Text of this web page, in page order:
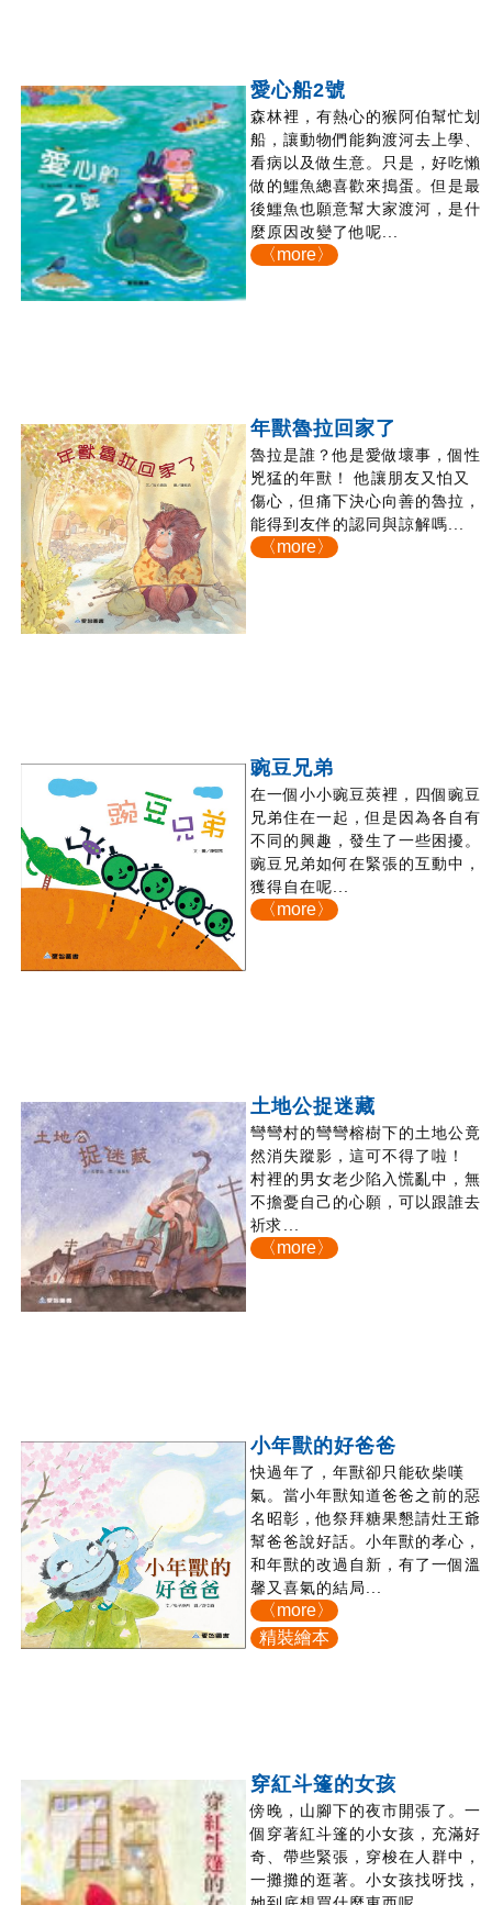
愛心船2號
森林裡，有熱心的猴阿伯幫忙划
船，讓動物們能夠渡河去上學、
看病以及做生意。只是，好吃懶
做的鱷魚總喜歡來搗蛋。但是最
後鱷魚也願意幫大家渡河，是什
麼原因改變了他呢...
〈more〉
年獸魯拉回家了
魯拉是誰？他是愛做壞事，個性
兇猛的年獸！ 他讓朋友又怕又
傷心，但痛下決心向善的魯拉，
能得到友伴的認同與諒解嗎...
〈more〉
豌豆兄弟
在一個小小豌豆莢裡，四個豌豆
兄弟住在一起，但是因為各自有
不同的興趣，發生了一些困擾。
豌豆兄弟如何在緊張的互動中，
獲得自在呢...
〈more〉
土地公捉迷藏
彎彎村的彎彎榕樹下的土地公竟
然消失蹤影，這可不得了啦！
村裡的男女老少陷入慌亂中，無
不擔憂自己的心願，可以跟誰去
祈求...
〈more〉
小年獸的好爸爸
快過年了，年獸卻只能砍柴嘆
氣。當小年獸知道爸爸之前的惡
名昭彰，他祭拜糖果懇請灶王爺
幫爸爸說好話。小年獸的孝心，
和年獸的改過自新，有了一個溫
馨又喜氣的結局...
〈more〉
精裝繪本
穿紅斗篷的女孩
傍晚，山腳下的夜市開張了。一
個穿著紅斗篷的小女孩，充滿好
奇、帶些緊張，穿梭在人群中，
一攤攤的逛著。小女孩找呀找，